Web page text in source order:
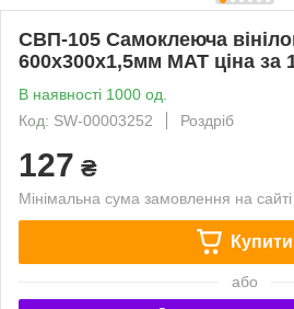
СВП-105 Самоклеюча
600х300х1,5мм МАТ ціна за
В наявності 1000 од.
Код: SW-00003252
Роздріб
127 ₴
Мінімальна сума замовлення на
Купити
або